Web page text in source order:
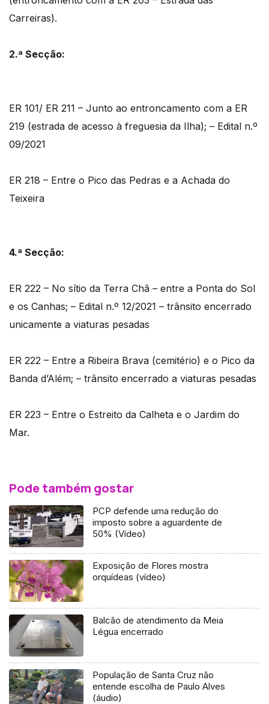
Carreiras).
2.ª Secção:
ER 101/ ER 211 – Junto ao entroncamento com a ER
219 (estrada de acesso à freguesia da Ilha); – Edital n.º
09/2021
ER 218 – Entre o Pico das Pedras e a Achada do
Teixeira
4.ª Secção:
ER 222 – No sítio da Terra Chã – entre a Ponta do Sol
e os Canhas; – Edital n.º 12/2021 – trânsito encerrado
unicamente a viaturas pesadas
ER 222 – Entre a Ribeira Brava (cemitério) e o Pico da
Banda d’Além; – trânsito encerrado a viaturas pesadas
ER 223 – Entre o Estreito da Calheta e o Jardim do
Mar.
Pode também gostar
PCP defende uma redução do
imposto sobre a aguardente de
50% (Vídeo)
Exposição de Flores mostra
orquídeas (vídeo)
Balcão de atendimento da Meia
Légua encerrado
População de Santa Cruz não
entende escolha de Paulo Alves
(áudio)